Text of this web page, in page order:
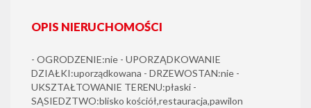
OPIS NIERUCHOMOŚCI
- OGRODZENIE:nie - UPORZĄDKOWANIE
DZIAŁKI:uporządkowana - DRZEWOSTAN:nie -
UKSZTAŁTOWANIE TERENU:płaski -
SĄSIEDZTWO:blisko kościół,restauracja,pawilon